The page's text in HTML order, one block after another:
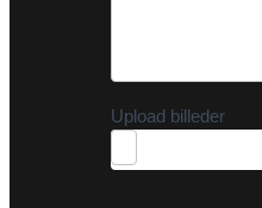
Upload billeder